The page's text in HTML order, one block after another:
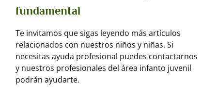
fundamental
Te invitamos que sigas leyendo más artículos
relacionados con nuestros niños y niñas. Si
necesitas ayuda profesional puedes contactarnos
y nuestros profesionales del área infanto juvenil
podrán ayudarte.